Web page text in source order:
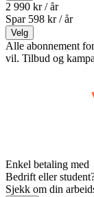
2 990 kr / år
Spar 598 kr /år
Velg
Alle abonnement
vil. Tilbud og
Enkel betaling med
Bedrift eller
Sjekk om din